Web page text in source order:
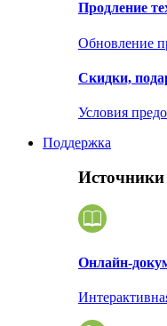
Продление
Обновление
Скидки,
Условия
Поддержка
Онлайн-